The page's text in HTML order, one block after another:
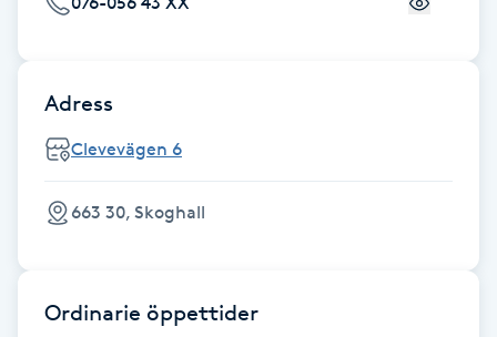
Fransk manikyr
Frekvensterapi
Friskvård
Friskvårdsmassage
Adress
Clevevägen 6
663 30, Skoghall
Ordinarie öppettider